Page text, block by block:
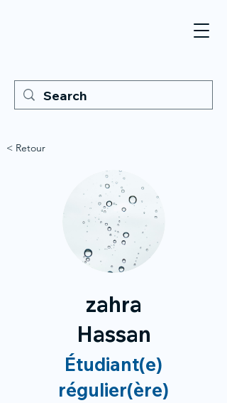
< Retour
zahra
Hassan
Étudiant(e)
régulier(ère)